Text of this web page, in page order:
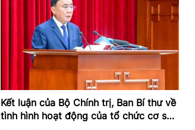
Kết luận của Bộ Chính trị, Ban Bí thư về
tình hình hoạt động của tổ chức cơ sở